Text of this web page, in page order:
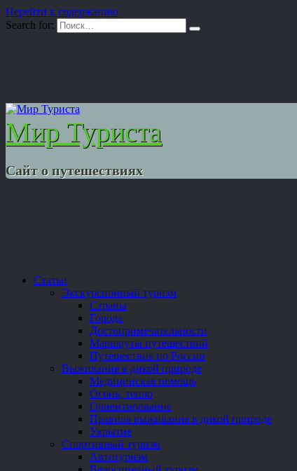
Перейти к содержанию
Search for:
Мир Туриста
Сайт о путешествиях
Статьи
Экскурсионный туризм
Страны
Города
Достопримечательности
Маршруты путешествий
Путешествия по России
Выживание в дикой природе
Медицинская помощь
Огонь, тепло
Ориентирование
Правила выживания в дикой природе
Укрытие
Спортивный туризм
Автотуризм